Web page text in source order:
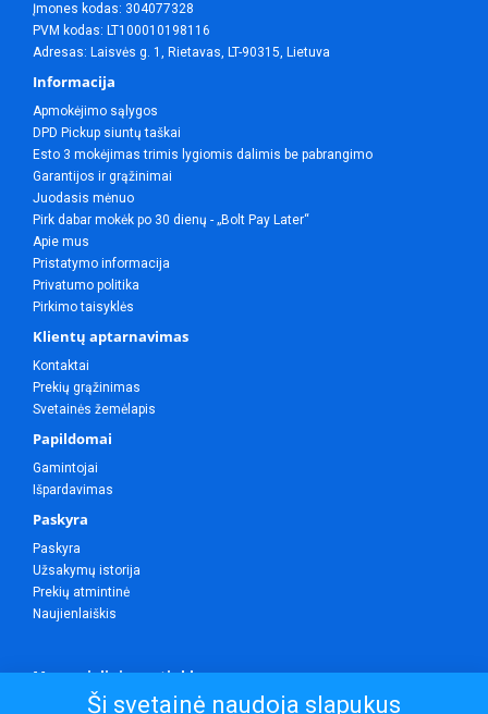
Įmones kodas: 304077328
PVM kodas: LT100010198116
Adresas: Laisvės g. 1, Rietavas, LT-90315, Lietuva
Informacija
Apmokėjimo sąlygos
DPD Pickup siuntų taškai
Esto 3 mokėjimas trimis lygiomis dalimis be pabrangimo
Garantijos ir grąžinimai
Juodasis mėnuo
Pirk dabar mokėk po 30 dienų - „Bolt Pay Later“
Apie mus
Pristatymo informacija
Privatumo politika
Pirkimo taisyklės
Klientų aptarnavimas
Kontaktai
Prekių grąžinimas
Svetainės žemėlapis
Papildomai
Gamintojai
Išpardavimas
Paskyra
Paskyra
Užsakymų istorija
Prekių atmintinė
Naujienlaiškis
Mes socialiniuose tinkluose
Ši svetainė naudoja slapukus